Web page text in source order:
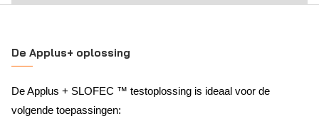
De Applus+ oplossing
De Applus + SLOFEC ™ testoplossing is ideaal voor de
volgende toepassingen: